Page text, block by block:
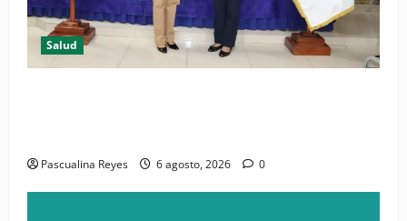
Salud
Pascualina Reyes 6 agosto, 2026 0